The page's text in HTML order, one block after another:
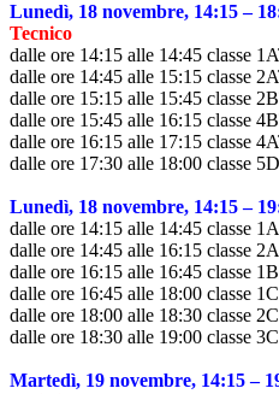
Lunedì, 18 novembre, 14:15 –
Tecnico
dalle ore 14:15 alle 14:45 classe
dalle ore 14:45 alle 15:15 classe
dalle ore 15:15 alle 15:45 classe
dalle ore 15:45 alle 16:15 classe
dalle ore 16:15 alle 17:15 classe
dalle ore 17:30 alle 18:00 classe
Lunedì, 18 novembre, 14:15 –
dalle ore 14:15 alle 14:45 classe
dalle ore 14:45 alle 16:15 classe
dalle ore 16:15 alle 16:45 classe
dalle ore 16:45 alle 18:00 classe
dalle ore 18:00 alle 18:30 classe
dalle ore 18:30 alle 19:00 classe
Martedì, 19 novembre, 14:15 –